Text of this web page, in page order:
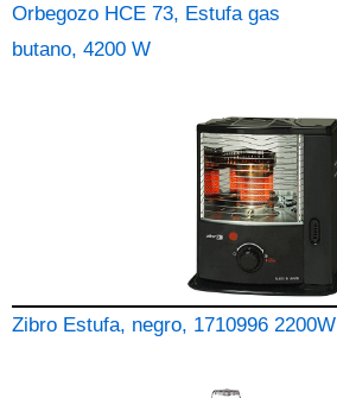
Orbegozo HCE 73, Estufa gas
butano, 4200 W
Zibro Estufa, negro, 1710996 2200W